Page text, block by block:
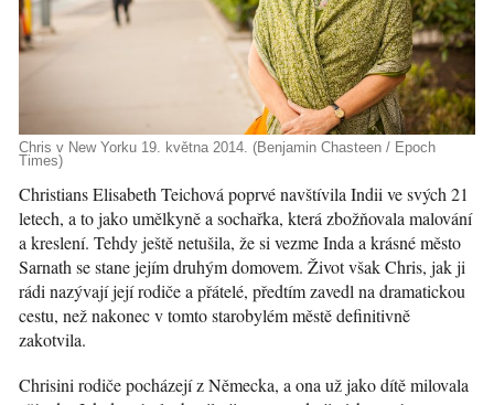
Chris v New Yorku 19. května 2014. (Benjamin Chasteen / Epoch
Times)
Christians Elisabeth Teichová poprvé navštívila Indii ve svých 21
letech, a to jako umělkyně a sochařka, která zbožňovala malování
a kreslení. Tehdy ještě netušila, že si vezme Inda a krásné město
Sarnath se stane jejím druhým domovem. Život však Chris, jak ji
rádi nazývají její rodiče a přátelé, předtím zavedl na dramatickou
cestu, než nakonec v tomto starobylém městě definitivně
zakotvila.
Chrisini rodiče pocházejí z Německa, a ona už jako dítě milovala